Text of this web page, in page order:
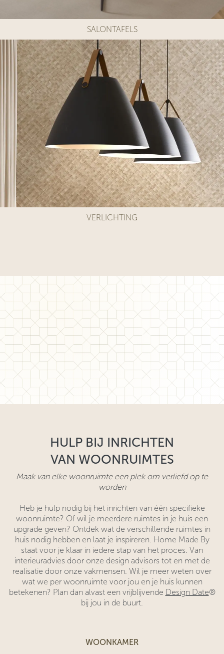
VERLICHTING
SALONTAFELS
HULP BIJ INRICHTEN
VAN WOONRUIMTES
Maak van elke woonruimte een plek om verliefd op te
worden
Heb je hulp nodig bij het inrichten van één specifieke
woonruimte? Of wil je meerdere ruimtes in je huis een
upgrade geven? Ontdek wat de verschillende ruimtes in
huis nodig hebben en laat je inspireren. Home Made By
staat voor je klaar in iedere stap van het proces. Van
interieuradvies door onze design advisors tot en met de
realisatie door onze vakmensen. Wil je meer weten over
wat we per woonruimte voor jou en je huis kunnen
betekenen? Plan dan alvast een vrijblijvende Design Date®
bij jou in de buurt.